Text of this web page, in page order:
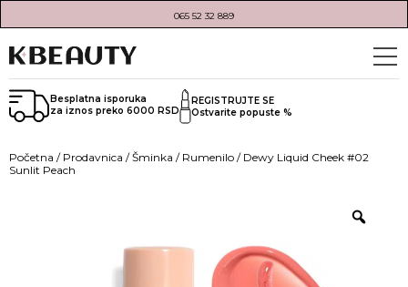
065 52 32 889
Besplatna isporuka
za iznos preko 6000 RSD
REGISTRUJTE SE
Ostvarite popuste %
Početna / Prodavnica /Šminka / Rumenilo / Dewy Liquid Cheek #02
Sunlit Peach